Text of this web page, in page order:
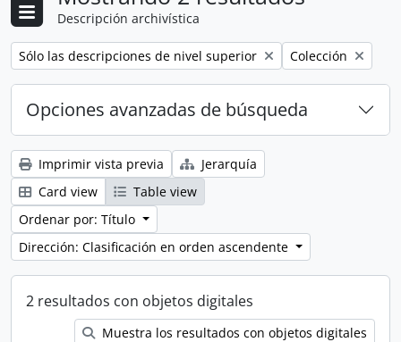
Descripción archivística
Remove filter:
Sólo las descripciones de nivel superior Remove filter:
Colección
Opciones avanzadas de búsqueda
Imprimir vista previa
Jerarquía
Card view
Table view
Ordenar por: Título
Dirección: Clasificación en orden ascendente
2 resultados con objetos digitales
Muestra los resultados con objetos digitales